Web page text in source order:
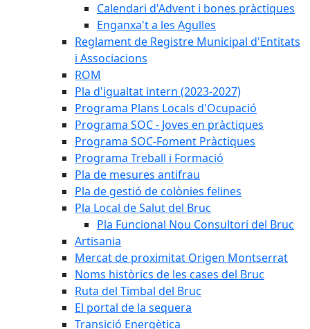
Calendari d'Advent i bones pràctiques
Enganxa't a les Agulles
Reglament de Registre Municipal d'Entitats
i Associacions
ROM
Pla d'igualtat intern (2023-2027)
Programa Plans Locals d'Ocupació
Programa SOC - Joves en pràctiques
Programa SOC-Foment Pràctiques
Programa Treball i Formació
Pla de mesures antifrau
Pla de gestió de colònies felines
Pla Local de Salut del Bruc
Pla Funcional Nou Consultori del Bruc
Artisania
Mercat de proximitat Origen Montserrat
Noms històrics de les cases del Bruc
Ruta del Timbal del Bruc
El portal de la sequera
Transició Energètica